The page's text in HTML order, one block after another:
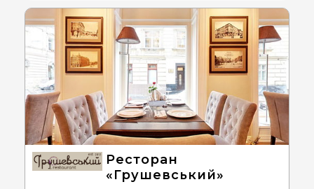
Ресторан
«Грушевський»